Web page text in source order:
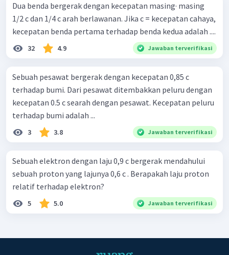
Dua benda bergerak dengan kecepatan masing· masing
1/2 c dan 1/4 c arah berlawanan. Jika c = kecepatan cahaya,
kecepatan benda pertama terhadap benda kedua adalah ....
32 4.9 Jawaban terverifikasi
Sebuah pesawat bergerak dengan kecepatan 0,85 c
terhadap bumi. Dari pesawat ditembakkan peluru dengan
kecepatan 0.5 c searah dengan pesawat. Kecepatan peluru
terhadap bumi adalah ...
3 3.8 Jawaban terverifikasi
Sebuah elektron dengan laju 0,9 c bergerak mendahului
sebuah proton yang lajunya 0,6 c . Berapakah laju proton
relatif terhadap elektron?
5 5.0 Jawaban terverifikasi